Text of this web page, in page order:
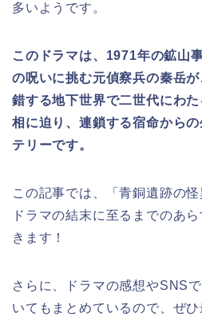
多いようです。
このドラマは、1971年の鉱山
の呪いに挑む元偵察兵の秦岳
錯する地下世界で二世代にわ
相に迫り、連鎖する宿命から
テリーです。
この記事では、「青銅遺跡の
ドラマの結末に至るまでのあ
きます！
さらに、ドラマの感想やSNS
いてもまとめているので、ぜ